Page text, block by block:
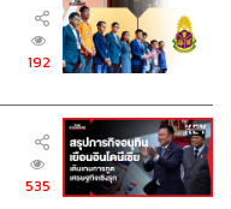
192
535